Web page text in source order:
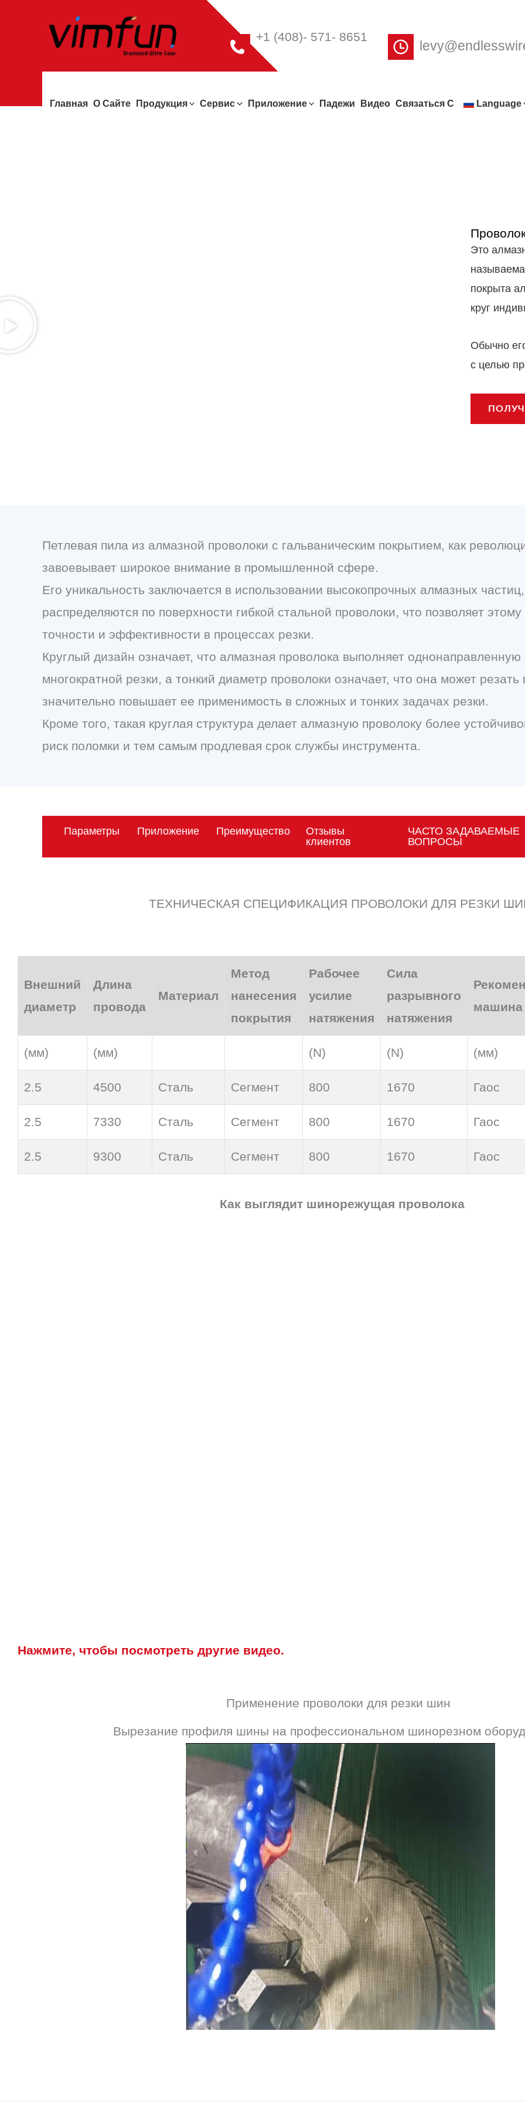
+1 (408)- 571- 8651
Главная О Сайте Продукция Сервис Приложение Падежи Видео Связаться С Language
Это
покрыта
круг
Обычно
с целью
Петлевая пила из алмазной проволоки с гальваническим покрытием, как
завоевывает широкое внимание в промышленной сфере.
Его уникальность заключается в использовании высокопрочных алмазных
распределяются по поверхности гибкой стальной проволоки, что позволяет
точности и эффективности в процессах резки.
Круглый дизайн означает, что алмазная проволока выполняет
многократной резки, а тонкий диаметр проволоки означает, что она может
значительно повышает ее применимость в сложных и тонких задачах резки.
Кроме того, такая круглая структура делает алмазную проволоку более
риск поломки и тем самым продлевая срок службы инструмента.
Параметры Приложение Преимущество
Отзывы
клиентов
ЧАСТО ЗАДАВАЕМЫЕ
ВОПРОСЫ
ТЕХНИЧЕСКАЯ СПЕЦИФИКАЦИЯ ПРОВОЛОКИ ДЛЯ РЕЗКИ
Внешний
диаметр
Длина
провода
Материал
Метод
нанесения
покрытия
Рабочее
усилие
натяжения
Сила
разрывного
натяжения
машина
(мм) (мм) (N) (N) (мм)
2.5 4500 Сталь Сегмент 800 1670
Гаос
2.5 7330 Сталь Сегмент 800 1670 Гаос
2.5 9300 Сталь Сегмент 800 1670 Гаос
Как выглядит шинорежущая проволока
Нажмите, чтобы посмотреть другие видео.
Применение проволоки для резки шин
Вырезание профиля шины на профессиональном шинорезном